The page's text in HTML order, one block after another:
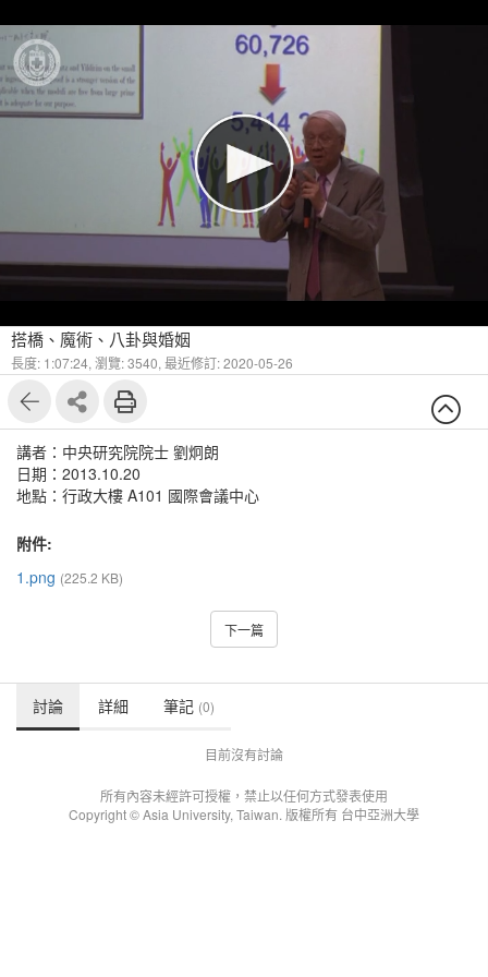
搭橋、魔術、八卦與婚姻
長度: 1:07:24, 瀏覽: 3540, 最近修訂: 2020-05-26
講者：中央研究院院士 劉炯朗
日期：2013.10.20
地點：行政大樓 A101 國際會議中心
附件:
1.png (225.2 KB)
下一篇
討論 詳細 筆記 (0)
目前沒有討論
所有內容未經許可授權，禁止以任何方式發表使用
Copyright © Asia University, Taiwan. 版權所有 台中亞洲大學